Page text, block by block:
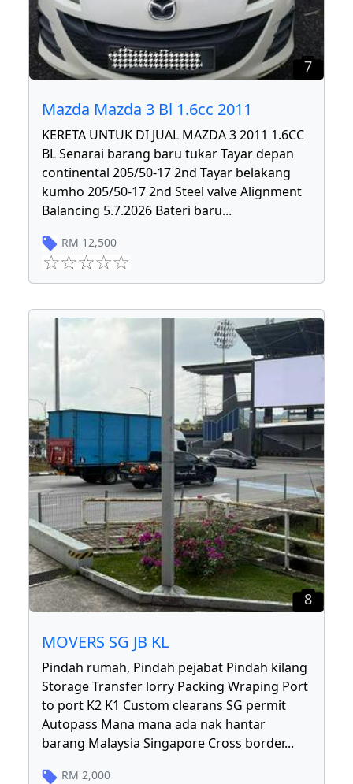
7
Mazda Mazda 3 Bl 1.6cc 2011
KERETA UNTUK DI JUAL MAZDA 3 2011 1.6CC
BL Senarai barang baru tukar Tayar depan
continental 205/50-17 2nd Tayar belakang
kumho 205/50-17 2nd Steel valve Alignment
Balancing 5.7.2026 Bateri baru...
RM 12,500
8
MOVERS SG JB KL
Pindah rumah, Pindah pejabat Pindah kilang
Storage Transfer lorry Packing Wraping Port
to port K2 K1 Custom clearans SG permit
Autopass Mana mana ada nak hantar
barang Malaysia Singapore Cross border...
RM 2,000